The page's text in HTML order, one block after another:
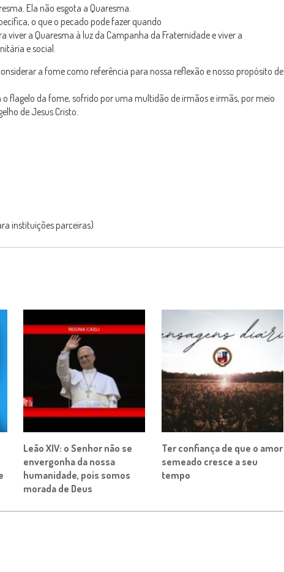
Ela não esgota a Quaresma.
o que o pecado pode fazer quando
a Quaresma à luz da Campanha da Fraternidade e viver a
e social.
a fome como referência para nossa reflexão e nosso propósito de
flagelo da fome, sofrido por uma multidão de irmãos e irmãs, por meio
de Jesus Cristo.
instituições parceiras)
Leão XIV: o Senhor não se
envergonha da nossa
humanidade, pois somos
morada de Deus
Ter confiança de que o amor
semeado cresce a seu
tempo